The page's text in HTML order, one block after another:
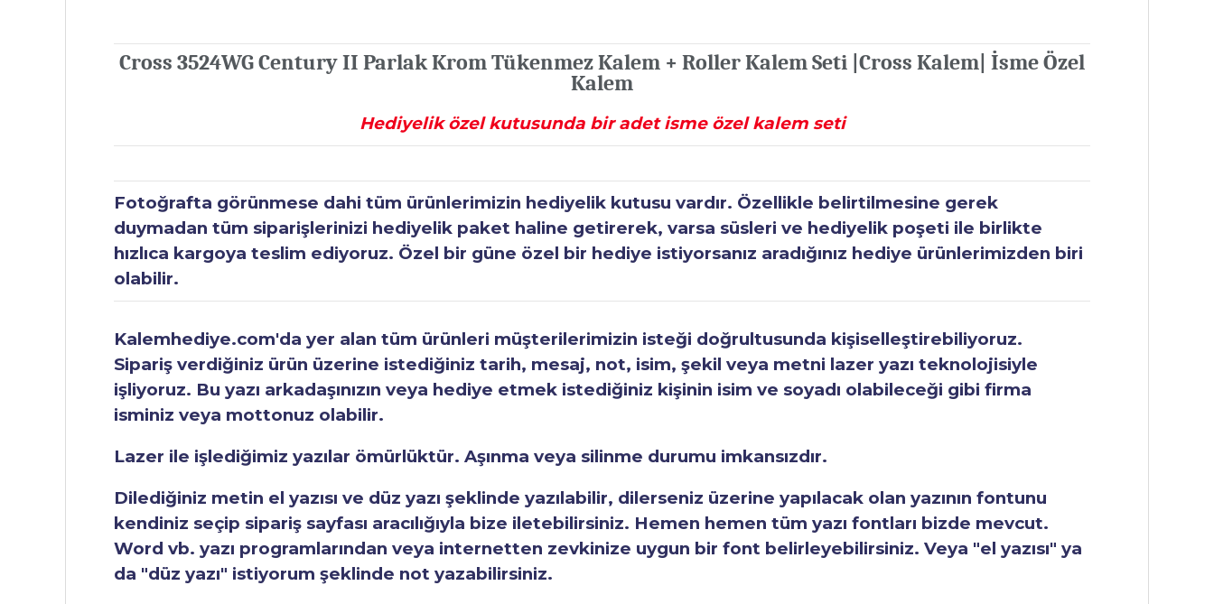
Cross 3524WG Century II Parlak Krom Tükenmez Kalem + Roller Kalem Seti |Cross Kalem| İsme Özel
Kalem
Hediyelik özel kutusunda bir adet isme özel kalem seti
Fotoğrafta görünmese dahi tüm ürünlerimizin hediyelik kutusu vardır. Özellikle belirtilmesine gerek
duymadan tüm siparişlerinizi hediyelik paket haline getirerek, varsa süsleri ve hediyelik poşeti ile birlikte
hızlıca kargoya teslim ediyoruz. Özel bir güne özel bir hediye istiyorsanız aradığınız hediye ürünlerimizden biri
olabilir.
Kalemhediye.com'da yer alan tüm ürünleri müşterilerimizin isteği doğrultusunda kişiselleştirebiliyoruz.
Sipariş verdiğiniz ürün üzerine istediğiniz tarih, mesaj, not, isim, şekil veya metni lazer yazı teknolojisiyle
işliyoruz. Bu yazı arkadaşınızın veya hediye etmek istediğiniz kişinin isim ve soyadı olabileceği gibi firma
isminiz veya mottonuz olabilir.
Lazer ile işlediğimiz yazılar ömürlüktür. Aşınma veya silinme durumu imkansızdır.
Dilediğiniz metin el yazısı ve düz yazı şeklinde yazılabilir, dilerseniz üzerine yapılacak olan yazının fontunu
kendiniz seçip sipariş sayfası aracılığıyla bize iletebilirsiniz. Hemen hemen tüm yazı fontları bizde mevcut.
Word vb. yazı programlarından veya internetten zevkinize uygun bir font belirleyebilirsiniz. Veya "el yazısı" ya
da "düz yazı" istiyorum şeklinde not yazabilirsiniz.